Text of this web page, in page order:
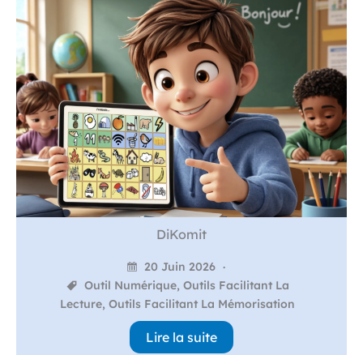
DiKomit
20 Juin 2026
Outil Numérique, Outils Facilitant La
Lecture, Outils Facilitant La Mémorisation
Lire la suite